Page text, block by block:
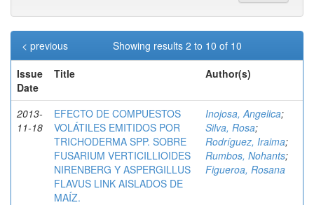
Showing results 2 to 10 of 10
< previous
Issue
Date
Title Author(s)
2013-
11-18
EFECTO DE COMPUESTOS
VOLÁTILES EMITIDOS POR
TRICHODERMA SPP. SOBRE
FUSARIUM VERTICILLIOIDES
NIRENBERG Y ASPERGILLUS
FLAVUS LINK AISLADOS DE
MAÍZ.
Inojosa, Angelica;
Silva, Rosa;
Rodríguez, Iraima;
Rumbos, Nohants;
Figueroa, Rosana